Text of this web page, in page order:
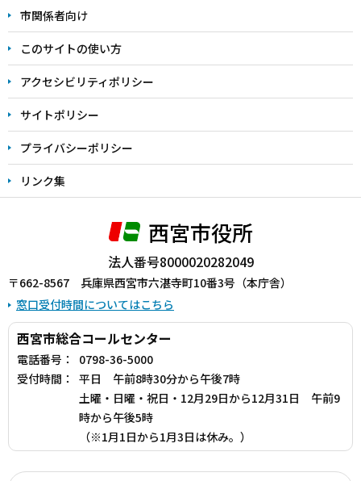
こ
ま
で
市関係者向け
このサイトの使い方
アクセシビリティポリシー
サイトポリシー
プライバシーポリシー
リンク集
西宮市役所
法人番号8000020282049
〒662-8567 兵庫県西宮市六湛寺町10番3号（本庁舎）
窓口受付時間についてはこちら
西宮市総合コールセンター
電話番号：
0798-36-5000
受付時間：
平日 午前8時30分から午後7時
土曜・日曜・祝日・12月29日から12月31日 午前9
時から午後5時
（※1月1日から1月3日は休み。）